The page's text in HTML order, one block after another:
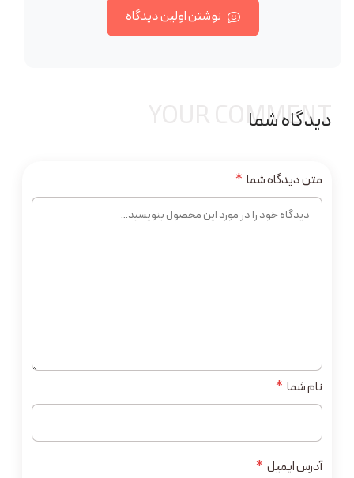
نوشتن اولین دیدگاه
دیدگاه شما
YOUR COMMENT
نام شما *
آدرس ایمیل *
متن دیدگاه شما *